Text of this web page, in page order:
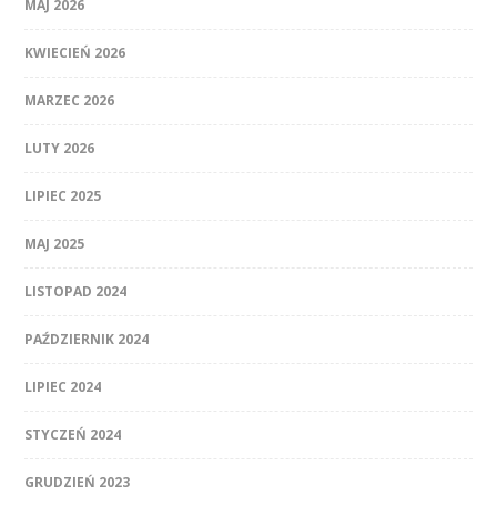
MAJ 2026
KWIECIEŃ 2026
MARZEC 2026
LUTY 2026
LIPIEC 2025
MAJ 2025
LISTOPAD 2024
PAŹDZIERNIK 2024
LIPIEC 2024
STYCZEŃ 2024
GRUDZIEŃ 2023